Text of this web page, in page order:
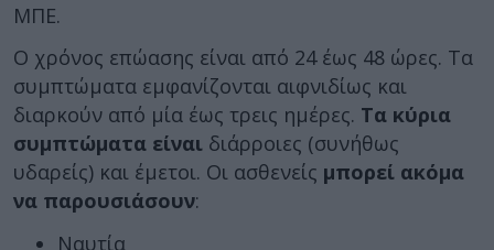
ΜΠΕ.
Ο χρόνος επώασης είναι από 24 έως 48 ώρες. Τα
συμπτώματα εμφανίζονται αιφνιδίως και
διαρκούν από μία έως τρεις ημέρες. Τα κύρια
συμπτώματα είναι διάρροιες (συνήθως
υδαρείς) και έμετοι. Οι ασθενείς μπορεί ακόμα
να παρουσιάσουν:
Ναυτία